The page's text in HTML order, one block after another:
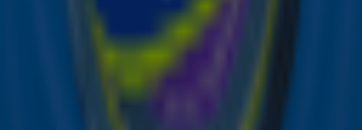
op ieder moment afmelden. Zie voor meer informatie de
Online radio luisteren naar Sky Radio